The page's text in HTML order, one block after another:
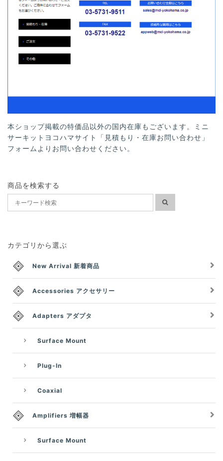
本ショップ掲載の特価品以外の国内在庫もございます。ミニ
サーキットヨコハマサイト「見積もり・在庫お問い合わせ」
フォームよりお問い合わせください。
商品を検索する
カテゴリから選ぶ
New Arrival 新着商品
Accessories アクセサリー
Adapters アダプタ
Surface Mount
Plug-In
Coaxial
Amplifiers 増幅器
Surface Mount